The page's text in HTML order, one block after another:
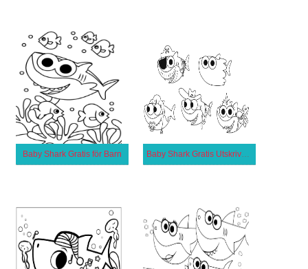
Baby Shark Gratis för Barn Baby Shark Gratis Utskrivbar för Barn